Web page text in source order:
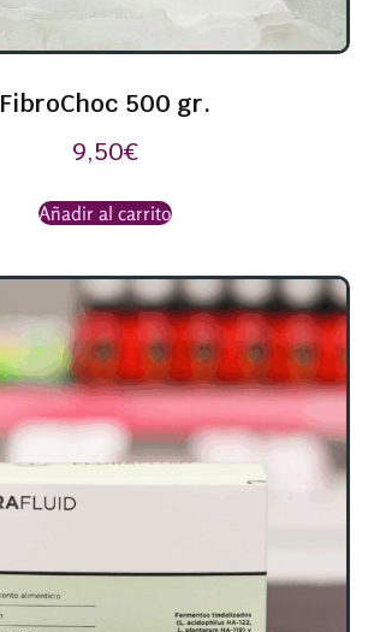
FibroChoc 500 gr.
9,50€
Añadir al carrito